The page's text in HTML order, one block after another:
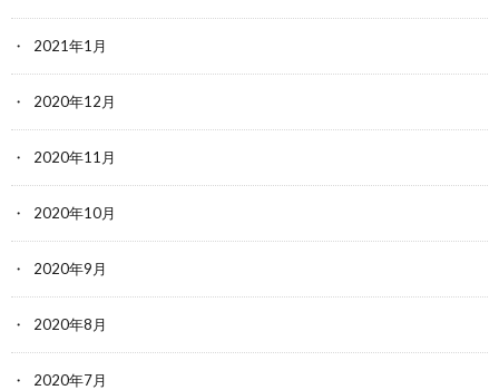
2021年1月
2020年12月
2020年11月
2020年10月
2020年9月
2020年8月
2020年7月